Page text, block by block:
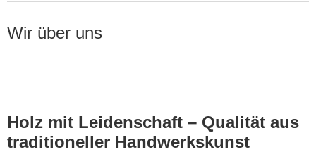
Wir über uns
Holz mit Leidenschaft – Qualität aus
traditioneller Handwerkskunst